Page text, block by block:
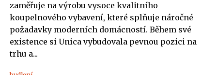
zaměřuje na výrobu vysoce kvalitního
koupelnového vybavení, které splňuje náročné
požadavky moderních domácností. Během své
existence si Unica vybudovala pevnou pozici na
trhu a...